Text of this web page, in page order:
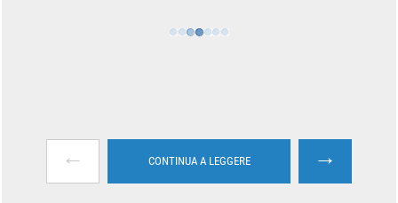
← CONTINUA A LEGGERE →